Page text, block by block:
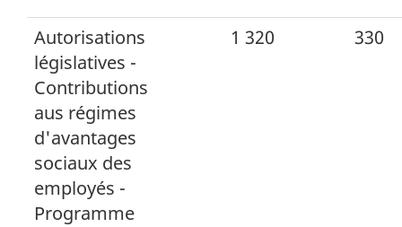
Autorisations
législatives -
Contributions
aus régimes
d'avantages
sociaux des
employés -
Programme
1 320 330